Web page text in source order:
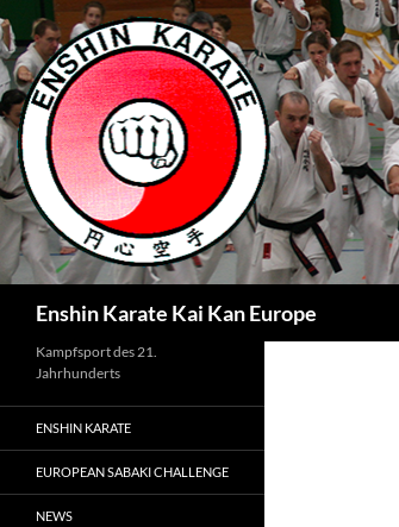
Zum
Inhalt
springen
Enshin Karate Kai Kan Europe
Kampfsport des 21.
Jahrhunderts
ENSHIN KARATE
EUROPEAN SABAKI CHALLENGE
NEWS